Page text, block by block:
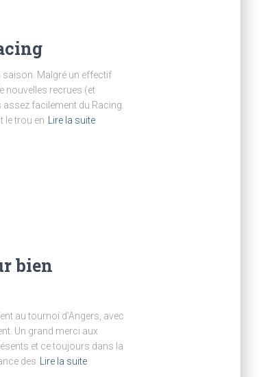
saison. Malgré un effectif
nouvelles recrues (et
facilement du Racing.
le trou en
Lire la suite
bien
au tournoi d’Angers, avec
Un grand merci aux
et ce toujours dans la
des Lire la suite